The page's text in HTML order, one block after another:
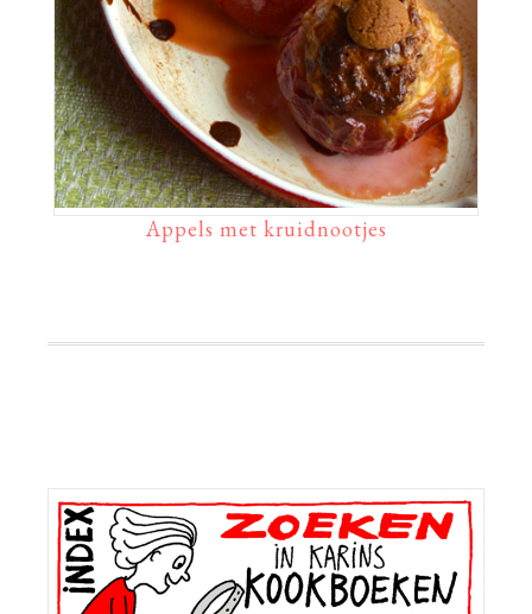
Appels met kruidnootjes
Primaire
Sidebar